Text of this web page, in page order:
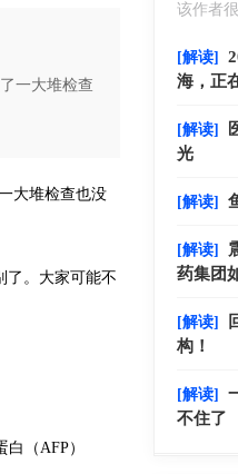
一大堆检查
大堆检查也没
了。大家可能不
（AFP）
该作者
[解读]
海，正
[解读]
光
[解读]
[解读]
药集团
[解读]
构！
[解读]
不住了